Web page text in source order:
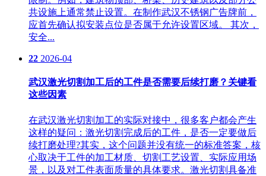
共设施上通常禁止设置。在制作武汉不锈钢广告牌前，
应首先确认拟安装点位是否属于允许设置区域。 其次，
安全...
22 2026-04
武汉激光切割加工后的工件是否需要后续打磨？关键看
这些因素
在武汉激光切割加工的实际对接中，很多客户都会产生
这样的疑问：激光切割完成后的工件，是否一定要做后
续打磨处理?其实，这个问题并没有统一的标准答案，核
心取决于工件的加工材质、切割工艺设置、实际应用场
景，以及对工件表面质量的具体要求。激光切割具备准